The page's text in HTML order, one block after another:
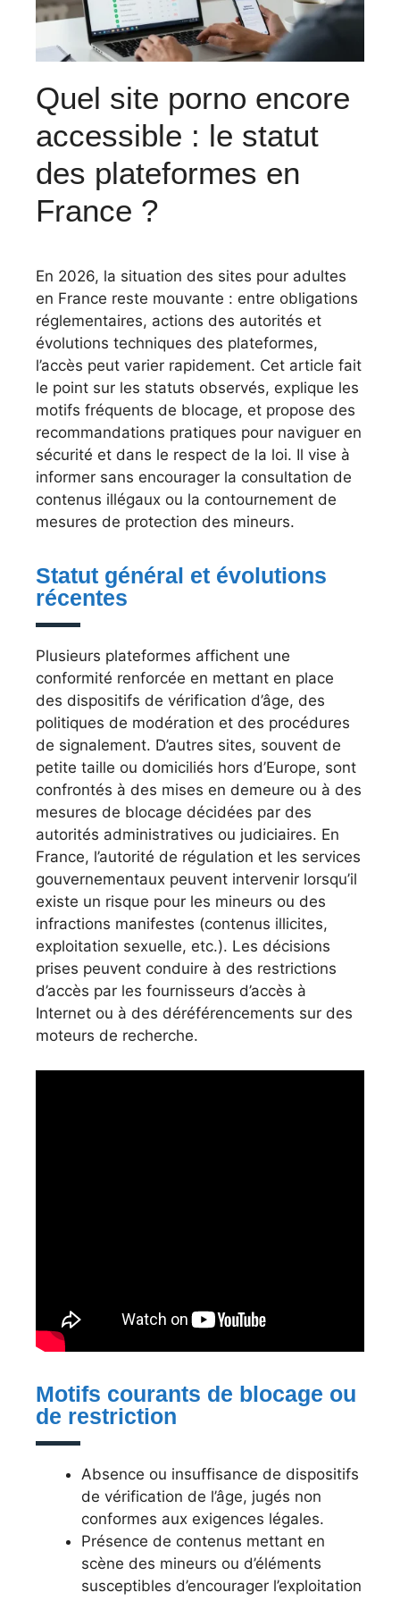
Quel site porno encore
accessible : le statut
des plateformes en
France ?
En 2026, la situation des sites pour adultes
en France reste mouvante : entre obligations
réglementaires, actions des autorités et
évolutions techniques des plateformes,
l’accès peut varier rapidement. Cet article fait
le point sur les statuts observés, explique les
motifs fréquents de blocage, et propose des
recommandations pratiques pour naviguer en
sécurité et dans le respect de la loi. Il vise à
informer sans encourager la consultation de
contenus illégaux ou la contournement de
mesures de protection des mineurs.
Statut général et évolutions
récentes
Plusieurs plateformes affichent une
conformité renforcée en mettant en place
des dispositifs de vérification d’âge, des
politiques de modération et des procédures
de signalement. D’autres sites, souvent de
petite taille ou domiciliés hors d’Europe, sont
confrontés à des mises en demeure ou à des
mesures de blocage décidées par des
autorités administratives ou judiciaires. En
France, l’autorité de régulation et les services
gouvernementaux peuvent intervenir lorsqu’il
existe un risque pour les mineurs ou des
infractions manifestes (contenus illicites,
exploitation sexuelle, etc.). Les décisions
prises peuvent conduire à des restrictions
d’accès par les fournisseurs d’accès à
Internet ou à des déréférencements sur des
moteurs de recherche.
Motifs courants de blocage ou
de restriction
Absence ou insuffisance de dispositifs
de vérification de l’âge, jugés non
conformes aux exigences légales.
Présence de contenus mettant en
scène des mineurs ou d’éléments
susceptibles d’encourager l’exploitation